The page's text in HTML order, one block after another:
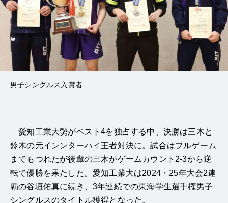
男子シングルス入賞者
愛知工業大勢がベスト4を独占する中、決勝は三木と
鈴木の元インンターハイ王者対決に。試合はフルゲーム
までもつれたが後輩の三木がゲームカウント2-3から逆
転で優勝を果たした。愛知工業大は2024・25年大会2連
覇の谷垣佑真に続き、3年連続での東海学生選手権男子
シングルスのタイトル獲得となった。